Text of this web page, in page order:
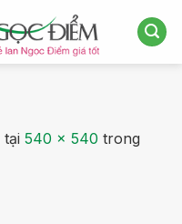
tại 540 × 540 trong